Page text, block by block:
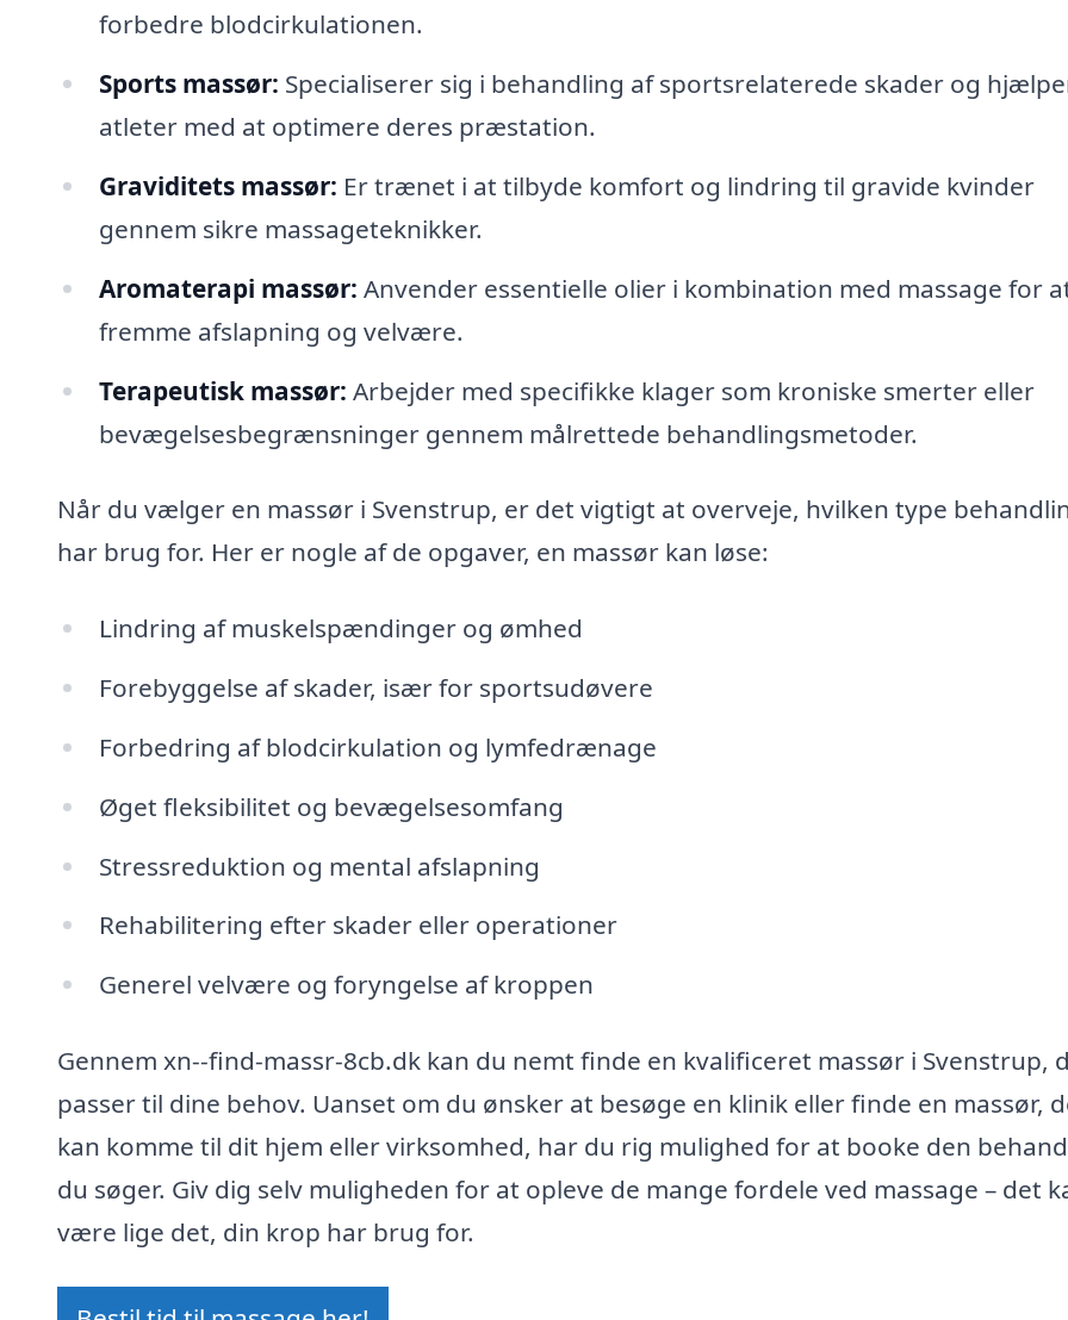
forbedre blodcirkulationen.
Sports massør: Specialiserer sig i behandling af sportsrelaterede skader og
atleter med at optimere deres præstation.
Graviditets massør: Er trænet i at tilbyde komfort og lindring til gravide kvinder
gennem sikre massageteknikker.
Aromaterapi massør: Anvender essentielle olier i kombination med massage for
fremme afslapning og velvære.
Terapeutisk massør: Arbejder med specifikke klager som kroniske smerter eller
bevægelsesbegrænsninger gennem målrettede behandlingsmetoder.
Når du vælger en massør i Svenstrup, er det vigtigt at overveje, hvilken type
har brug for. Her er nogle af de opgaver, en massør kan løse:
Lindring af muskelspændinger og ømhed
Forebyggelse af skader, især for sportsudøvere
Forbedring af blodcirkulation og lymfedrænage
Øget fleksibilitet og bevægelsesomfang
Stressreduktion og mental afslapning
Rehabilitering efter skader eller operationer
Generel velvære og foryngelse af kroppen
Gennem xn--find-massr-8cb.dk kan du nemt finde en kvalificeret massør i Svenstrup,
passer til dine behov. Uanset om du ønsker at besøge en klinik eller finde en massør,
kan komme til dit hjem eller virksomhed, har du rig mulighed for at booke den
du søger. Giv dig selv muligheden for at opleve de mange fordele ved massage – det
være lige det, din krop har brug for.